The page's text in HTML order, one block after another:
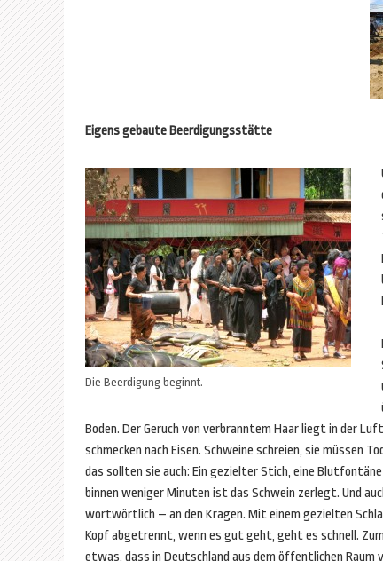
Eigens gebaute Beerdigungsstätte
Die Beerdigung beginnt.
Boden. Der Geruch von verbranntem Haar liegt in der
schmecken nach Eisen. Schweine schreien, sie müssen
das sollten sie auch: Ein gezielter Stich, eine
binnen weniger Minuten ist das Schwein zerlegt. Und
wortwörtlich – an den Kragen. Mit einem gezielten
Kopf abgetrennt, wenn es gut geht, geht es schnell.
etwas, dass in Deutschland aus dem öffentlichen Raum